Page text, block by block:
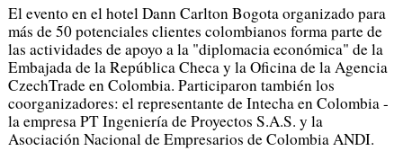
El evento en el hotel Dann Carlton Bogota organizado para
más de 50 potenciales clientes colombianos forma parte de
las actividades de apoyo a la "diplomacia económica" de la
Embajada de la República Checa y la Oficina de la Agencia
CzechTrade en Colombia. Participaron también los
coorganizadores: el representante de Intecha en Colombia -
la empresa PT Ingeniería de Proyectos S.A.S. y la
Asociación Nacional de Empresarios de Colombia ANDI.